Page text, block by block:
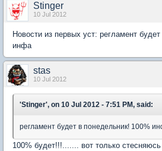
Stinger
10 Jul 2012
Новости из первых уст: регламент
инфа
stas
10 Jul 2012
'Stinger', on 10 Jul 2012 - 7:51 PM, said:
регламент будет в понедельник! 100%
100% будет!!!....... вот только